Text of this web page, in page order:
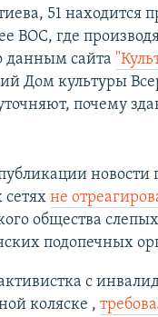
51 находится
ВОС, где
данным сайта
Дом культуры
почему
новости
не
общества
подопечных
с
коляске ,